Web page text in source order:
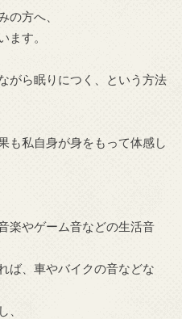
の方へ、
ます。
がら眠りにつく、という方法
も私自身が身をもって体感し
楽やゲーム音などの生活音
ば、車やバイクの音などな
、